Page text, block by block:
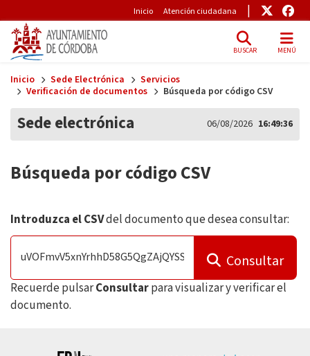
Pre-Header
Inicio Atención ciudadana Enlace
BUSCAR MENÚ
Inicio Sede Electrónica
Servicios
Verificación de documentos
Búsqueda por código CSV
Sede electrónica 06/08/2026 16:49:36
Búsqueda por código CSV
Introduzca el CSVdel documento que desea consultar:
Consultar
Recuerde pulsarConsultarpara visualizar y verificar el
documento.